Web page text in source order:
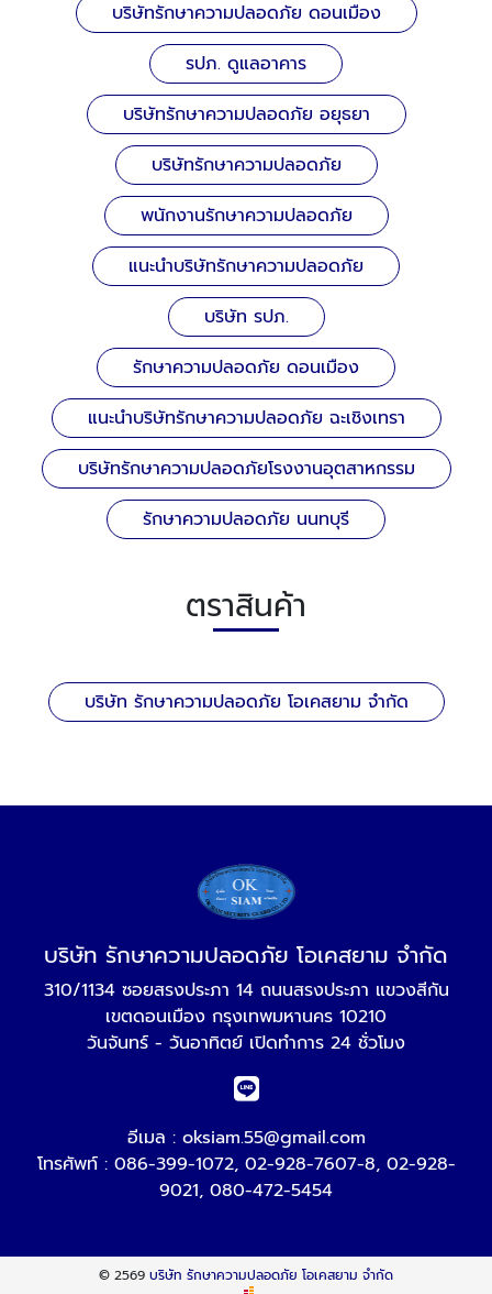
บริษัทรักษาความปลอดภัย ดอนเมือง
รปภ. ดูแลอาคาร
บริษัทรักษาความปลอดภัย อยุธยา
บริษัทรักษาความปลอดภัย
พนักงานรักษาความปลอดภัย
แนะนำบริษัทรักษาความปลอดภัย
บริษัท รปภ.
รักษาความปลอดภัย ดอนเมือง
แนะนำบริษัทรักษาความปลอดภัย ฉะเชิงเทรา
บริษัทรักษาความปลอดภัยโรงงานอุตสาหกรรม
รักษาความปลอดภัย นนทบุรี
ตราสินค้า
บริษัท รักษาความปลอดภัย โอเคสยาม จำกัด
บริษัท รักษาความปลอดภัย โอเคสยาม จำกัด
310/1134 ซอยสรงประภา 14 ถนนสรงประภา แขวงสีกัน
เขตดอนเมือง กรุงเทพมหานคร 10210
วันจันทร์ - วันอาทิตย์ เปิดทำการ 24 ชั่วโมง
อีเมล : oksiam.55@gmail.com
โทรศัพท์ : 086-399-1072, 02-928-7607-8, 02-928-
9021, 080-472-5454
© 2569 บริษัท รักษาความปลอดภัย โอเคสยาม จำกัด